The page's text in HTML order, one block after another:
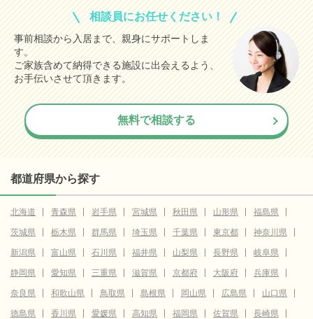
相談員にお任せください！
事前相談から入居まで、親身にサポートしま
す。
ご家族含めて納得できる施設に出会えるよう、
お手伝いさせて頂きます。
無料で相談する
都道府県から探す
北海道 青森県 岩手県 宮城県 秋田県 山形県
福島県
茨城県
栃木県 群馬県 埼玉県 千葉県 東京都
神奈川県
新潟県
富山県 石川県 福井県 山梨県 長野県
岐阜県
静岡県
愛知県 三重県 滋賀県 京都府 大阪府
兵庫県
奈良県
和歌山県 鳥取県 島根県 岡山県 広島県
山口県
徳島県
香川県 愛媛県 高知県 福岡県 佐賀県
長崎県